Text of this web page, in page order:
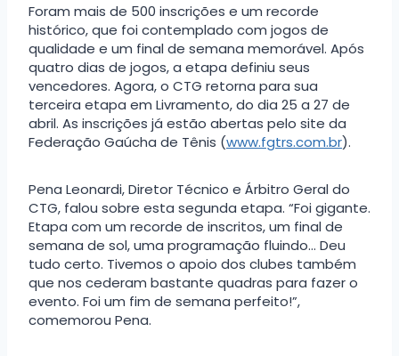
Foram mais de 500 inscrições e um recorde
histórico, que foi contemplado com jogos de
qualidade e um final de semana memorável. Após
quatro dias de jogos, a etapa definiu seus
vencedores. Agora, o CTG retorna para sua
terceira etapa em Livramento, do dia 25 a 27 de
abril. As inscrições já estão abertas pelo site da
Federação Gaúcha de Tênis (www.fgtrs.com.br).
Pena Leonardi, Diretor Técnico e Árbitro Geral do
CTG, falou sobre esta segunda etapa. “Foi gigante.
Etapa com um recorde de inscritos, um final de
semana de sol, uma programação fluindo… Deu
tudo certo. Tivemos o apoio dos clubes também
que nos cederam bastante quadras para fazer o
evento. Foi um fim de semana perfeito!”,
comemorou Pena.